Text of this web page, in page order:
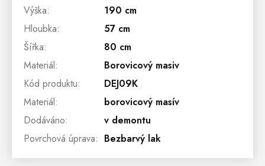
Výška:
190 cm
Hloubka:
57 cm
Šířka:
80 cm
Materiál:
Borovicový masiv
Kód produktu:
DEJ09K
Materiál:
borovicový masív
Dodáváno:
v demontu
Povrchová úprava: Bezbarvý lak